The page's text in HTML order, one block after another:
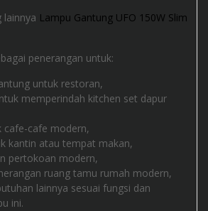
lainnya Lampu Gantung UFO 150W Slim
penerangan untuk:
untuk restoran,
memperindah kitchen set dapur
cafe-cafe modern,
kantin atau tempat makan,
pertokoan modern,
ruang tamu rumah modern,
lainnya sesuai fungsi dan
ini.